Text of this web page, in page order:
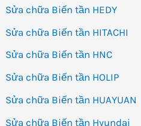
Sửa chữa Biến tần HEDY
Sửa chữa Biến tần HITACHI
Sửa chữa Biến tần HNC
Sửa chữa Biến tần HOLIP
Sửa chữa Biến tần HUAYUAN
Sửa chữa Biến tần Hyundai